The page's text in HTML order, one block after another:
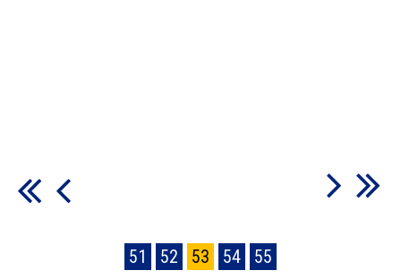
51 52 53 54 55